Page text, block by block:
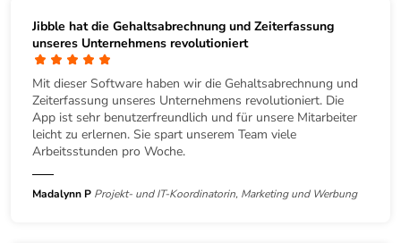
Jibble hat die Gehaltsabrechnung und Zeiterfassung
unseres Unternehmens revolutioniert
Mit dieser Software haben wir die Gehaltsabrechnung und
Zeiterfassung unseres Unternehmens revolutioniert. Die
App ist sehr benutzerfreundlich und für unsere Mitarbeiter
leicht zu erlernen. Sie spart unserem Team viele
Arbeitsstunden pro Woche.
Madalynn P Projekt- und IT-Koordinatorin, Marketing und Werbung